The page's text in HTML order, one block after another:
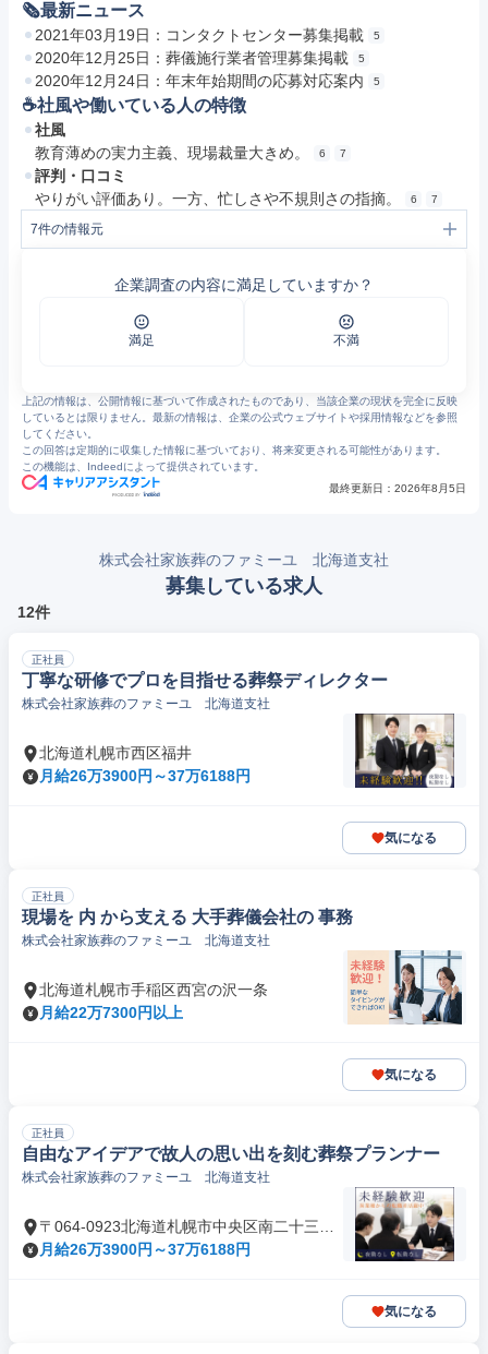
🗞最新ニュース
2021年03月19日：コンタクトセンター募集掲載 5
2020年12月25日：葬儀施行業者管理募集掲載 5
2020年12月24日：年末年始期間の応募対応案内 5
☕️社風や働いている人の特徴
社風
教育薄めの実力主義、現場裁量大きめ。
6 7
評判・口コミ
やりがい評価あり。一方、忙しさや不規則さの指摘。
6 7
7件の情報元
採用情報 | 株式会社家族葬のファミーユ | 家族葬を日本に生み出したパイオニア
企業調査の内容に満足していますか？
満足 不満
上記の情報は、公開情報に基づいて作成されたものであり、当該企業の現状を完全に反映
しているとは限りません。最新の情報は、企業の公式ウェブサイトや採用情報などを参照
してください。
この回答は定期的に収集した情報に基づいており、将来変更される可能性があります。
この機能は、Indeedによって提供されています。
最終更新日： 2026年8月5日
株式会社家族葬のファミーユ 北海道支社
募集している求人
12件
正社員
丁寧な研修でプロを目指せる葬祭ディレクター
株式会社家族葬のファミーユ 北海道支社
北海道札幌市西区福井
月給26万3900円～37万6188円
気になる
正社員
現場を 内 から支える 大手葬儀会社の 事務
株式会社家族葬のファミーユ 北海道支社
北海道札幌市手稲区西宮の沢一条
月給22万7300円以上
気になる
正社員
自由なアイデアで故人の思い出を刻む葬祭プランナー
株式会社家族葬のファミーユ 北海道支社
〒064-0923北海道札幌市中央区南二十三条
西
月給26万3900円～37万6188円
気になる